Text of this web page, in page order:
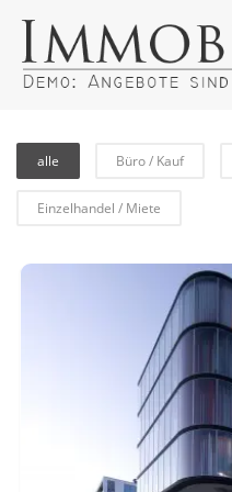
alle Büro / Kauf
Einzelhandel / Miete